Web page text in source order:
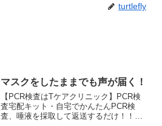
turtlefly
マスクをしたままでも声が届く！
【PCR検査はTケアクリニック】PCR検
査宅配キット・自宅でかんたんPCR検
査、唾液を採取して返送するだけ！！・